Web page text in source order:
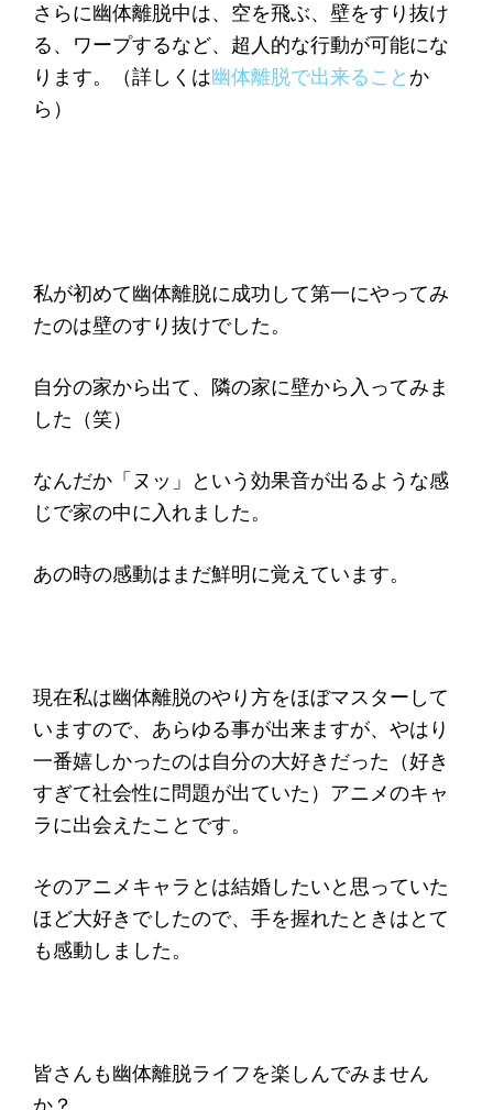
さらに幽体離脱中は、空を飛ぶ、壁をすり抜け
る、ワープするなど、超人的な行動が可能にな
ります。（詳しくは幽体離脱で出来ること か
ら）
私が初めて幽体離脱に成功して第一にやってみ
たのは壁のすり抜けでした。
自分の家から出て、隣の家に壁から入ってみま
した（笑）
なんだか「ヌッ」という効果音が出るような感
じで家の中に入れました。
あの時の感動はまだ鮮明に覚えています。
現在私は幽体離脱のやり方をほぼマスターして
いますので、あらゆる事が出来ますが、やはり
一番嬉しかったのは自分の大好きだった（好き
すぎて社会性に問題が出ていた）アニメのキャ
ラに出会えたことです。
そのアニメキャラとは結婚したいと思っていた
ほど大好きでしたので、手を握れたときはとて
も感動しました。
皆さんも幽体離脱ライフを楽しんでみません
か？